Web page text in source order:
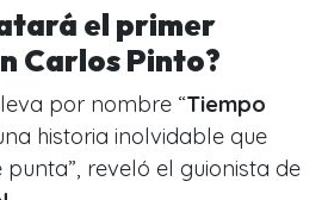
el primer
Carlos Pinto?
por nombre “Tiempo
historia inolvidable que
punta”, reveló el guionista de